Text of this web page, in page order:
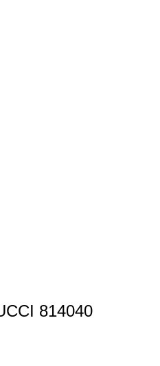
814040